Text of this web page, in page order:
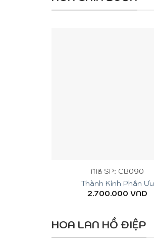
Mã SP: CB090
Thành Kính Phân Ưu
2.700.000 VND
HOA LAN HỒ ĐIỆP